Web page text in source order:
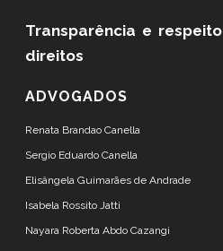
Transparência e respeito
direitos
ADVOGADOS
Renata Brandao Canella
Sergio Eduardo Canella
Elisângela Guimarães de Andrade
Isabela Rossito Jatti
Nayara Roberta Abdo Cazangi